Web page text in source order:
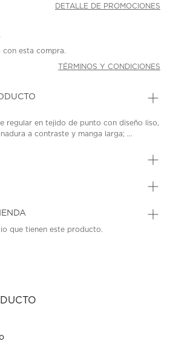
DETALLE DE PROMOCIONES
con esta compra.
TÉRMINOS Y CONDICIONES
regular en tejido de punto con diseño liso,
a contraste y manga larga; ...
que tienen este producto.